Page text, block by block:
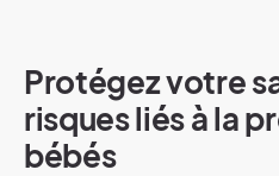
Protégez votre
risques liés à la
bébés